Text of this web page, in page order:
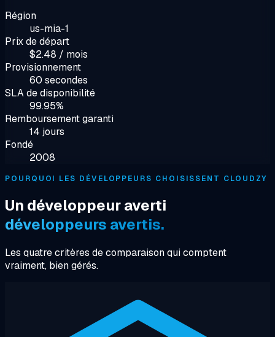
Région
us-mia-1
Prix de départ
$2.48 / mois
Provisionnement
60 secondes
SLA de disponibilité
99.95%
Remboursement garanti
14 jours
Fondé
2008
POURQUOI LES DÉVELOPPEURS CHOISISSENT CLOUDZY
Un développeur averti
développeurs avertis.
Les quatre critères de comparaison qui comptent
vraiment, bien gérés.